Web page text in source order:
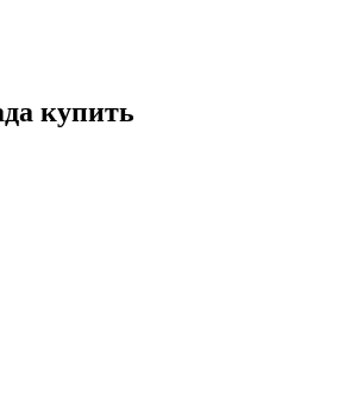
купить